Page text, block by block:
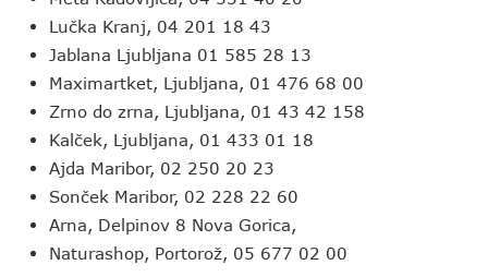
Lučka Kranj, 04 201 18 43
Jablana Ljubljana 01 585 28 13
Maximartket, Ljubljana, 01 476 68 00
Zrno do zrna, Ljubljana, 01 43 42 158
Kalček, Ljubljana, 01 433 01 18
Ajda Maribor, 02 250 20 23
Sonček Maribor, 02 228 22 60
Arna, Delpinov 8 Nova Gorica,
Naturashop, Portorož, 05 677 02 00